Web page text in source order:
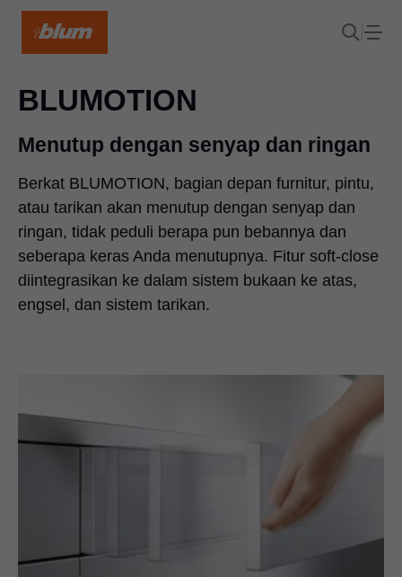
BLUMOTION
Menutup dengan senyap dan ringan
Berkat BLUMOTION, bagian depan furnitur, pintu,
atau tarikan akan menutup dengan senyap dan
ringan, tidak peduli berapa pun bebannya dan
seberapa keras Anda menutupnya. Fitur soft-close
diintegrasikan ke dalam sistem bukaan ke atas,
engsel, dan sistem tarikan.